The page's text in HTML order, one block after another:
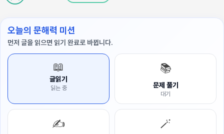
오늘의 문해력 미션
먼저 글을 읽으면 읽기 완료로 바뀝니다.
📖
글읽기
읽는 중
📚
문제 풀기
대기
✍️ 🪄